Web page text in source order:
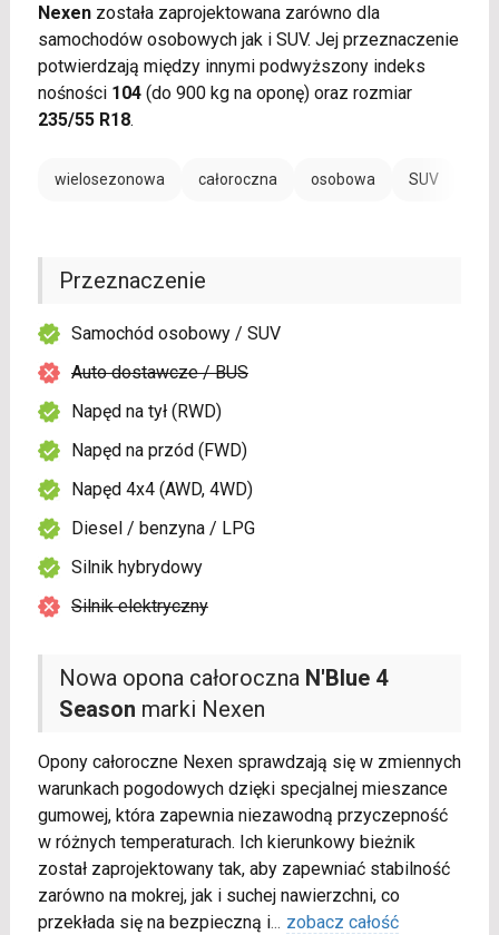
Nexenzostała zaprojektowana zarówno dla
samochodów osobowych jak i SUV. Jej przeznaczenie
potwierdzają między innymi podwyższony indeks
nośności 104(do 900 kg na oponę) oraz rozmiar
235/55 R18.
wielosezonowa całoroczna osobowa SUV
Nowa opona całoroczna N'Blue 4
Season marki Nexen
Opony całoroczne Nexen sprawdzają się w zmiennych
warunkach pogodowych dzięki specjalnej mieszance
gumowej, która zapewnia niezawodną przyczepność
w różnych temperaturach. Ich kierunkowy bieżnik
został zaprojektowany tak, aby zapewniać stabilność
zarówno na mokrej, jak i suchej nawierzchni, co
przekłada się na bezpieczną i... zobacz całość
Przeznaczenie
Samochód osobowy / SUV
Auto dostawcze / BUS
Napęd na tył (RWD)
Napęd na przód (FWD)
Napęd 4x4 (AWD, 4WD)
Diesel / benzyna / LPG
Silnik hybrydowy
Silnik elektryczny